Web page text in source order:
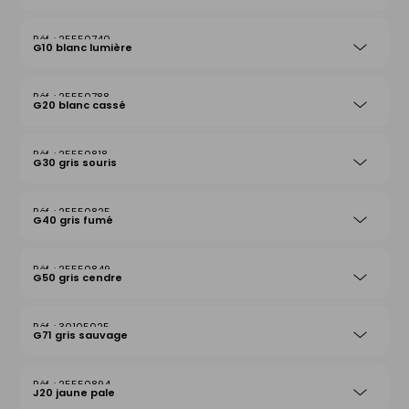
25550740
G10 blanc lumière
25550788
G20 blanc cassé
25550818
G30 gris souris
25550825
G40 gris fumé
25550849
G50 gris cendre
30105025
G71 gris sauvage
25550894
J20 jaune pale